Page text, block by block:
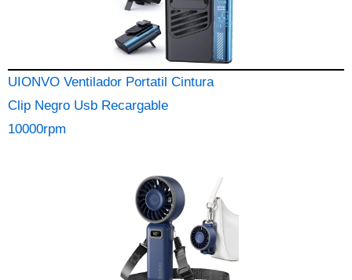
UIONVO Ventilador Portatil Cintura
Clip Negro Usb Recargable
10000rpm